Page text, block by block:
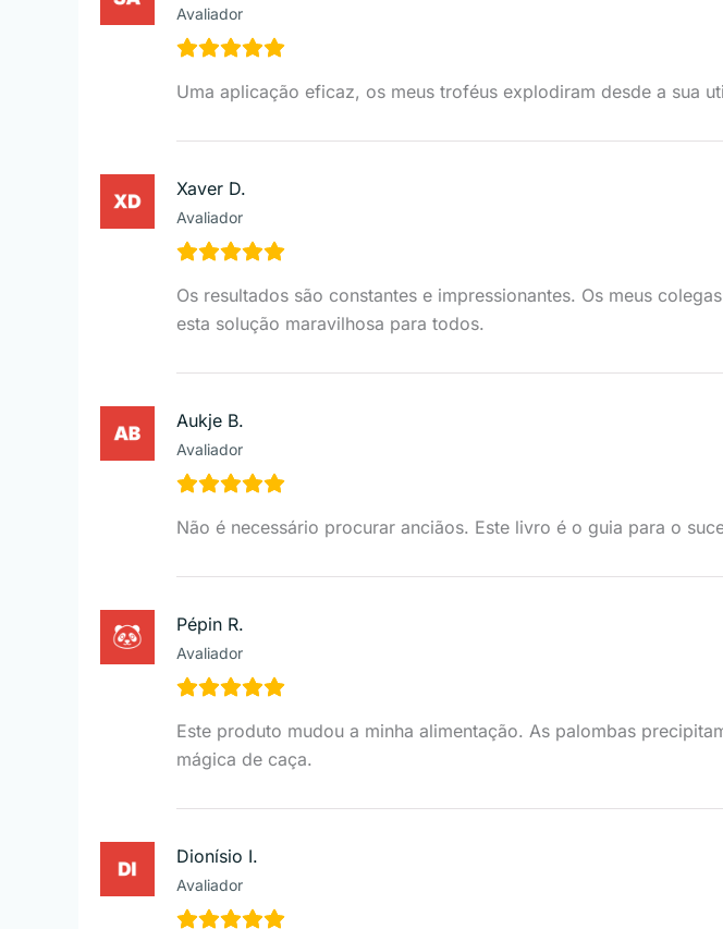
Avaliador
Uma aplicação eficaz, os meus troféus explodiram desde a sua
Xaver D.
Avaliador
Os resultados são constantes e impressionantes. Os meus
esta solução maravilhosa para todos.
Aukje B.
Avaliador
Não é necessário procurar anciãos. Este livro é o guia para o
Pépin R.
Avaliador
Este produto mudou a minha alimentação. As palombas
mágica de caça.
Dionísio I.
Avaliador